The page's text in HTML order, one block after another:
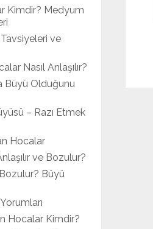
Kimdir? Medyum
ve
Nasıl Anlaşılır?
Büyü Olduğunu
– Razı Etmek
Hocalar
ve Bozulur?
Büyü
Hocalar Kimdir?